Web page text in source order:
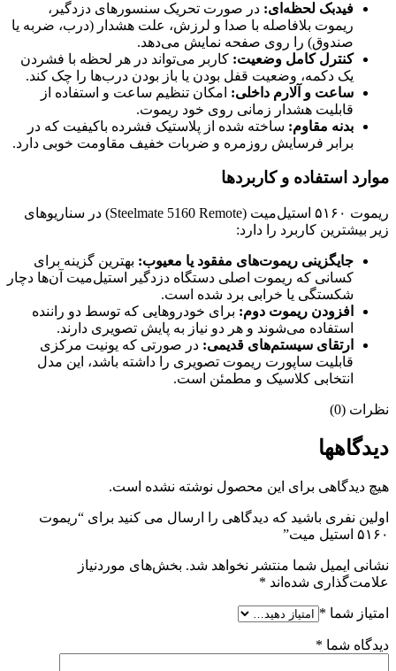
فیدبک لحظه‌ای: در صورت تحریک سنسورهای دزدگیر،
ریموت بلافاصله با صدا و لرزش، علت هشدار (درب، ضربه یا
صندوق) را روی صفحه نمایش می‌دهد.
کنترل کامل وضعیت: کاربر می‌تواند در هر لحظه با فشردن
یک دکمه، وضعیت قفل بودن یا باز بودن درب‌ها را چک کند.
ساعت و آلارم داخلی: امکان تنظیم ساعت و استفاده از
قابلیت هشدار زمانی روی خود ریموت.
بدنه مقاوم: ساخته شده از پلاستیک فشرده باکیفیت که در
برابر فرسایش روزمره و ضربات خفیف مقاومت خوبی دارد.
موارد استفاده و کاربردها
ریموت ۵۱۶۰ استیل‌میت (Steelmate 5160 Remote) در سناریوهای
زیر بیشترین کاربرد را دارد:
جایگزینی ریموت‌های مفقود یا معیوب: بهترین گزینه برای
کسانی که ریموت اصلی دستگاه دزدگیر استیل‌میت آن‌ها دچار
شکستگی یا خرابی برد شده است.
افزودن ریموت دوم: برای خودروهایی که توسط دو راننده
استفاده می‌شوند و هر دو نیاز به پایش تصویری دارند.
ارتقای سیستم‌های قدیمی: در صورتی که یونیت مرکزی
قابلیت ساپورت ریموت تصویری را داشته باشد، این مدل
انتخابی کلاسیک و مطمئن است.
نظرات (0)
دیدگاهها
هیچ دیدگاهی برای این محصول نوشته نشده است.
اولین نفری باشید که دیدگاهی را ارسال می کنید برای “ریموت
۵۱۶۰ استیل‌ میت”
نشانی ایمیل شما منتشر نخواهد شد. بخش‌های موردنیاز
علامت‌گذاری شده‌اند *
امتیاز شما *
دیدگاه شما *